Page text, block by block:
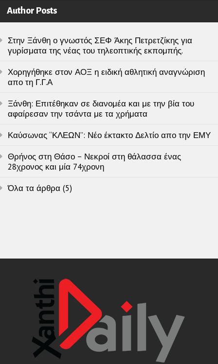
Author Posts
Στην Ξάνθη ο γνωστός ΣΕΦ Άκης Πετρετζίκης για
γυρίσματα της νέας του τηλεοπτικής εκπομπής.
Χορηγήθηκε στον ΑΟΞ η ειδική αθλητική αναγνώριση
απο τη Γ.Γ.Α
Ξάνθη: Επιτέθηκαν σε διανομέα και με την βία του
αφαίρεσαν την τσάντα με τα χρήματα
Καύσωνας “ΚΛΕΩΝ”: Νέο έκτακτο Δελτίο απο την ΕΜΥ
Θρήνος στη Θάσο – Νεκροί στη θάλασσα ένας
28χρονος και μία 74χρονη
Όλα τα άρθρα (5)